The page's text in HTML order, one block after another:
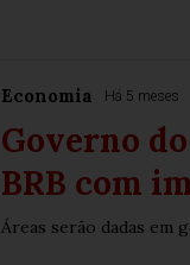
Economia Há 5 meses
Governo
BRB com
Áreas serão dadas em